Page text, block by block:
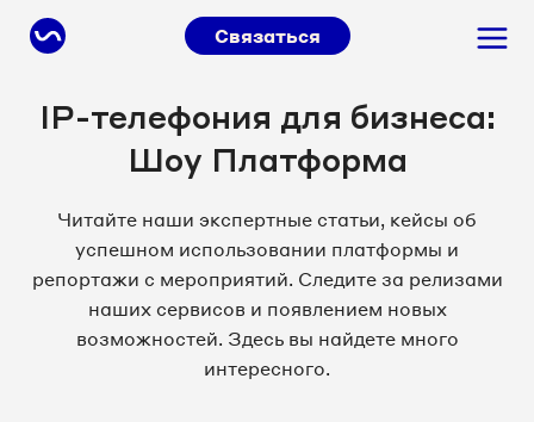
Связаться
IP-телефония для бизнеса:
Шоу Платформа
Читайте наши экспертные статьи, кейсы об
успешном использовании платформы и
репортажи с мероприятий. Следите за релизами
наших сервисов и появлением новых
возможностей. Здесь вы найдете много
интересного.